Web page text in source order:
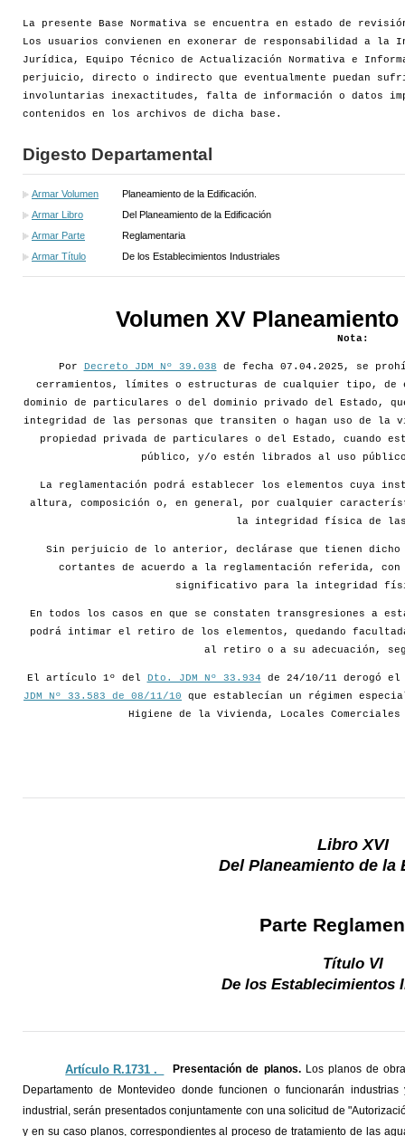
La presente Base Normativa se encuentra en estado de
Los usuarios convienen en exonerar de responsabilidad a la
Jurídica, Equipo Técnico de Actualización Normativa e
perjuicio, directo o indirecto que eventualmente puedan
involuntarias inexactitudes, falta de información o datos
contenidos en los archivos de dicha base.
Digesto Departamental
Armar Volumen
Planeamiento de la Edificación.
Armar Libro
Del Planeamiento de la Edificación
Armar Parte
Reglamentaria
Armar Título
De los Establecimientos Industriales
Volumen XV
Nota:
Por Decreto JDM Nº 39.038 de fecha 07.04.2025, se
cerramientos, límites o estructuras de cualquier tipo, de
dominio de particulares o del dominio privado del Estado,
integridad de las personas que transiten o hagan uso de la
propiedad privada de particulares o del Estado, cuando
público, y/o estén librados al uso
La reglamentación podrá establecer los elementos cuya
altura, composición o, en general, por cualquier
la integridad física de las
Sin perjuicio de lo anterior, declárase que tienen dicho
cortantes de acuerdo a la reglamentación referida,
significativo para la integridad
En todos los casos en que se constaten transgresiones a
podrá intimar el retiro de los elementos, quedando
al retiro o a su adecuación,
El artículo 1º del Dto. JDM Nº 33.934 de 24/10/11 derogó
JDM Nº 33.583 de 08/11/10 que establecían un régimen
Higiene de la Vivienda, Locales
Libro XVI
Del Planeamiento de la
Parte
Título VI
De los Establecimientos
Artículo R.1731 ._ Presentación de planos.Los planos de
Departamento de Montevideo donde funcionen o funcionarán
industrial, serán presentados conjuntamente con una solicitud de
y en su caso planos, correspondientes al proceso de tratamiento de las